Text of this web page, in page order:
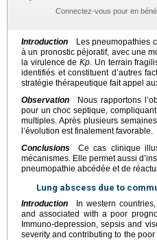
Connectez-vous pour en
Introduction Les pneumopathies
à un pronostic péjoratif, avec une
la virulence deKp. Un terrain
identifiés et constituent d’autres
stratégie thérapeutique fait appel
Observation Nous rapportons
pour un choc septique,
multiples. Après plusieurs
l’évolution est finalement favorable.
Conclusions Ce cas clinique
mécanismes. Elle permet aussi
pneumopathie abcédée et de
Lung abscess due to
Introduction In western
and associated with a poor
Immuno-depression, sepsis and
severity and contributing to the